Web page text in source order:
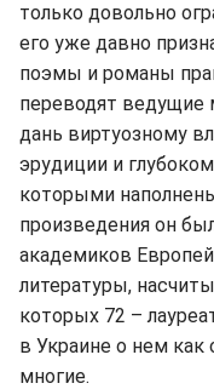
только довольно
его уже давно
поэмы и романы
переводят ведущие
дань виртуозному
эрудиции и
которыми
произведения он
академиков
литературы,
которых 72 –
в Украине о нем как
многие.